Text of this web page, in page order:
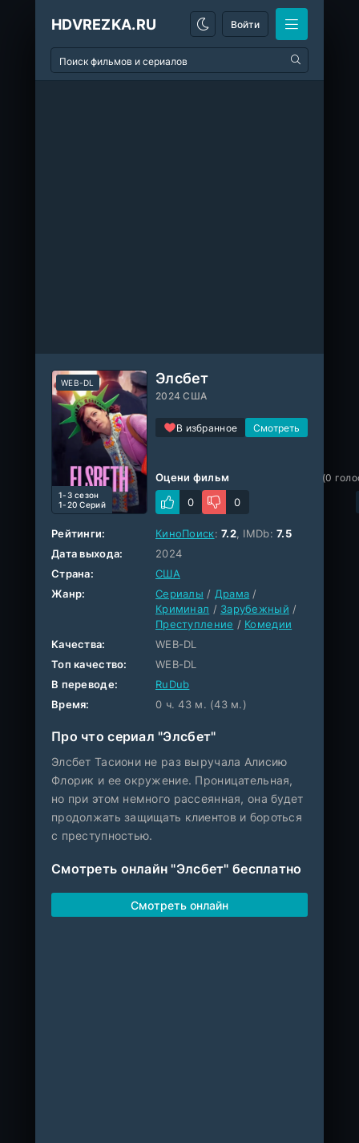
HDVREZKA.RU Войти
Элсбет
2024 США
В избранное
WEB-DL
1-3 cезон
1-20 Серий
Оцени фильм
0
0
(0
Рейтинги: КиноПоиск:7.2, IMDb:7.5
Дата выхода:
2024
Страна:
США
Жанр:
Сериалы / Драма /
Криминал / Зарубежный /
Преступление / Комедии
Качества:
WEB-DL
Топ качество:
WEB-DL
В переводе:
RuDub
Время:
0 ч. 43 м. (43 м.)
Про что сериал "Элсбет"
Элсбет Тасиони не раз выручала Алисию
Флорик и ее окружение. Проницательная,
но при этом немного рассеянная, она будет
продолжать защищать клиентов и бороться
с преступностью.
Смотреть онлайн "Элсбет" бесплатно
Смотреть онлайн